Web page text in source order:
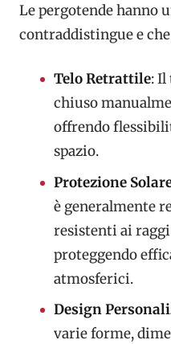
Le pergotende hanno
contraddistingue e
Telo Retrattile: Il
chiuso
offrendo
spazio.
Protezione
è generalmente
resistenti ai
proteggendo
atmosferici.
Design
varie forme,